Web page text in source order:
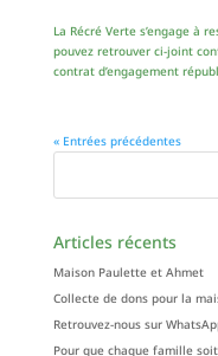
La Récré Verte s’engage à
pouvez retrouver ci-joint
contrat d’engagement
« Entrées précédentes
Articles récents
Maison Paulette et Ahmet
Collecte de dons pour la
Retrouvez-nous sur
Pour que chaque famille